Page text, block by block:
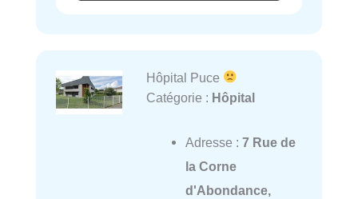
Hôpital Puce
Catégorie : Hôpital
Adresse : 7 Rue de
la Corne
d'Abondance,